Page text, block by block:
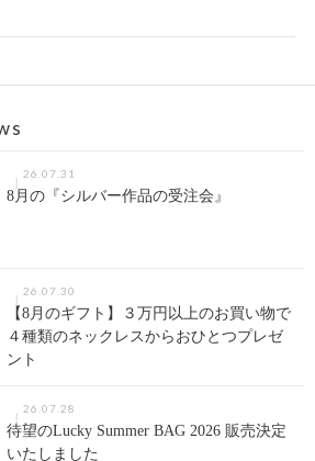
26.07.31
8月の『シルバー作品の受注会』
26.07.30
【8月のギフト】３万円以上のお買い物で
４種類のネックレスからおひとつプレゼ
ント
26.07.28
待望のLucky Summer BAG 2026 販売決定
いたしました